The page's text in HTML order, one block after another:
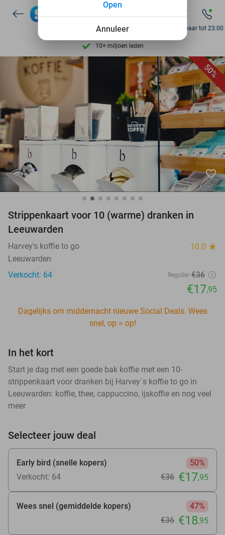
7 dagen per week beschikbaar
10+ miljoen leden
9,4 op basis van
Ontdek 15.000+ deals
7 dagen per week beschikbaar
10+ miljoen leden
Bereikbaar tot 23:00
50%
favorite_border
Strippenkaart voor 10 (warme) dranken in
Leeuwarden
Harvey's koffie to go 10.0 star
Leeuwarden
Verkocht: 64
Regulier €36
€17,95
Dagelijks om middernacht nieuwe Social Deals. Wees
snel, op = op!
In het kort
Start je dag met een goede bak koffie met een 10-
strippenkaart voor dranken bij Harvey´s koffie to go in
Leeuwarden: koffie, thee, cappuccino, ijskoffie en nog veel
meer
Selecteer jouw deal
Early bird (snelle kopers)
50%
Verkocht: 64
€36 €17,95
Wees snel (gemiddelde kopers)
47%
€36 €18,95
Annuleer
Open